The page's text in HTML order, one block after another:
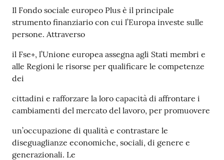
Il Fondo sociale europeo Plus è il principale
strumento finanziario con cui l’Europa investe sulle
persone. Attraverso
il Fse+, l’Unione europea assegna agli Stati membri e
alle Regioni le risorse per qualificare le competenze
dei
cittadini e rafforzare la loro capacità di affrontare i
cambiamenti del mercato del lavoro, per promuovere
un’occupazione di qualità e contrastare le
diseguaglianze economiche, sociali, di genere e
generazionali. Le